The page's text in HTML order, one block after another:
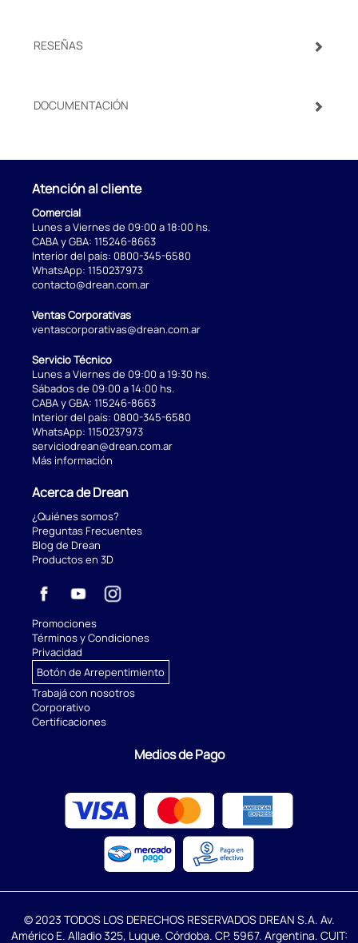
RESEÑAS
DOCUMENTACIÓN
Atención al cliente
Comercial
Lunes a Viernes de 09:00 a 18:00 hs.
CABA y GBA: 115246-8663
Interior del país: 0800-345-6580
WhatsApp: 1150237973
contacto@drean.com.ar
Ventas Corporativas
ventascorporativas@drean.com.ar
Servicio Técnico
Lunes a Viernes de 09:00 a 19:30 hs.
Sábados de 09:00 a 14:00 hs.
CABA y GBA: 115246-8663
Interior del país: 0800-345-6580
WhatsApp: 1150237973
serviciodrean@drean.com.ar
Más información
Acerca de Drean
¿Quiénes somos?
Preguntas Frecuentes
Blog de Drean
Productos en 3D
Promociones
Términos y Condiciones
Privacidad
Botón de Arrepentimiento
Trabajá con nosotros
Corporativo
Certificaciones
Medios de Pago
© 2023 TODOS LOS DERECHOS RESERVADOS DREAN S.A. Av.
Américo E. Alladio 325, Luque. Córdoba. CP. 5967. Argentina. CUIT: